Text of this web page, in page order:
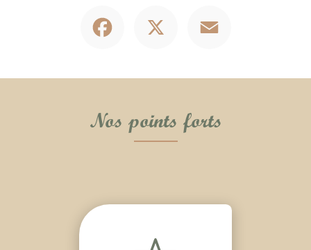
Nos points forts